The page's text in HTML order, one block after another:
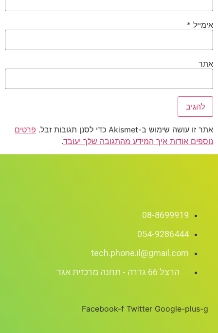
אימייל*
אתר
אתר זו עושה שימוש ב-Akismet כדי לסנן תגובות זבל.
פרטים
נוספים אודות איך המידע מהתגובה שלך יעובד.
08-8699919
054-9286444
tech.phone.il@gmail.com
הרצל 66 גדרה - תחנה מרכזית אגד
Facebook-f Twitter Google-plus-g